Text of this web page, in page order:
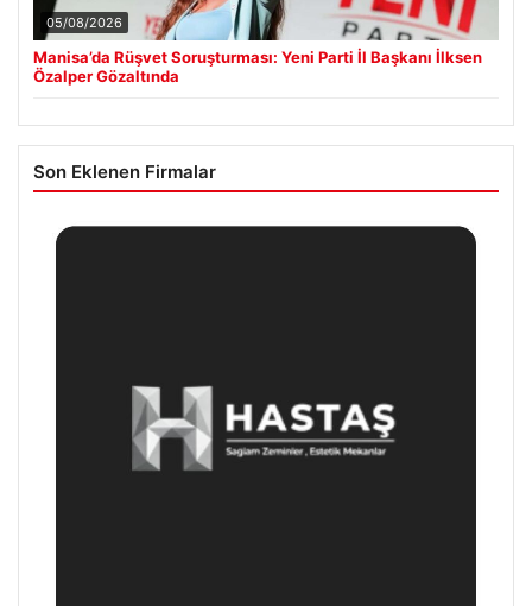
05/08/2026
Manisa’da Rüşvet Soruşturması: Yeni Parti İl Başkanı İlksen
Özalper Gözaltında
Son Eklenen Firmalar